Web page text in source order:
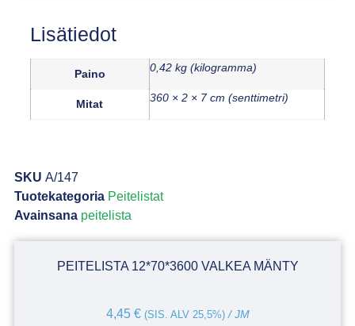
Lisätiedot
Paino 0,42 kg (kilogramma)
Mitat 360 × 2 × 7 cm (senttimetri)
SKU A/147
Tuotekategoria Peitelistat
Avainsana peitelista
PEITELISTA 12*70*3600 VALKEA MÄNTY
4,45 € (SIS. ALV 25,5%)/ JM